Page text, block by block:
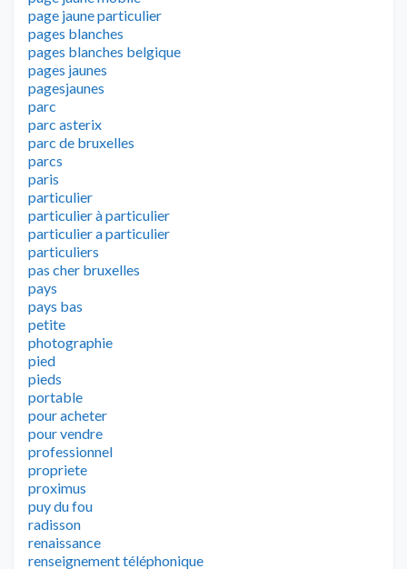
page jaune particulier
pages blanches
pages blanches belgique
pages jaunes
pagesjaunes
parc
parc asterix
parc de bruxelles
parcs
paris
particulier
particulier à particulier
particulier a particulier
particuliers
pas cher bruxelles
pays
pays bas
petite
photographie
pied
pieds
portable
pour acheter
pour vendre
professionnel
propriete
proximus
puy du fou
radisson
renaissance
renseignement téléphonique